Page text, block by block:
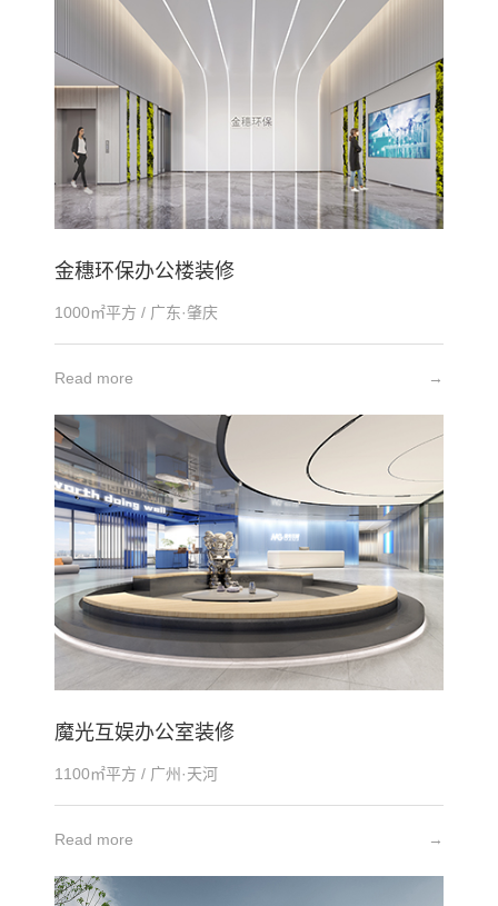
金穗环保办公楼装修
1000㎡平方 / 广东·肇庆
→
Read more
魔光互娱办公室装修
1100㎡平方 / 广州·天河
→
Read more